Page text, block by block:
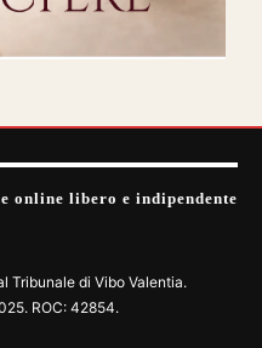
online libero e indipendente
Tribunale di Vibo Valentia.
ROC: 42854.